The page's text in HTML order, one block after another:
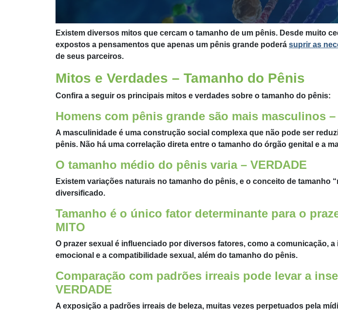
Existem diversos mitos que cercam o tamanho de um pênis. Desde muito
expostos a pensamentos que apenas um pênis grande poderá suprir as
de seus parceiros.
Mitos e Verdades – Tamanho do Pênis
Confira a seguir os principais mitos e verdades sobre o tamanho do pênis:
Homens com pênis grande são mais masculinos –
A masculinidade é uma construção social complexa que não pode ser
pênis. Não há uma correlação direta entre o tamanho do órgão genital e a
O tamanho médio do pênis varia – VERDADE
Existem variações naturais no tamanho do pênis, e o conceito de tamanho
diversificado.
Tamanho é o único fator determinante para o
MITO
O prazer sexual é influenciado por diversos fatores, como a comunicação, a
emocional e a compatibilidade sexual, além do tamanho do pênis.
Comparação com padrões irreais pode levar a
VERDADE
A exposição a padrões irreais de beleza, muitas vezes perpetuados pela